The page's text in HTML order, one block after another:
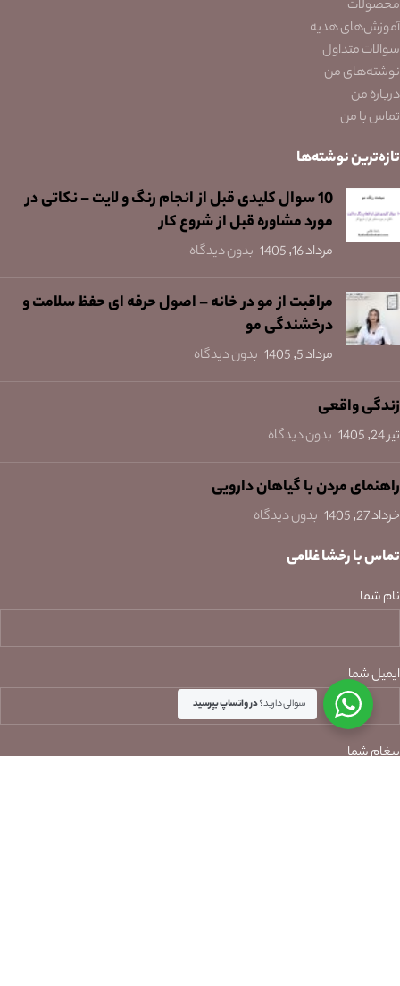
محصولات
آموزش‌های هدیه
سوالات متداول
نوشته‌های من
درباره من
تماس با من
تازه‌ترین نوشته‌ها
10 سوال کلیدی قبل از انجام رنگ و لایت – نکاتی در
مورد مشاوره قبل از شروع کار
مرداد 16, 1405 بدون دیدگاه
مراقبت از مو در خانه – اصول حرفه ای حفظ سلامت و
درخشندگی مو
مرداد 5, 1405 بدون دیدگاه
زندگی واقعی
تیر 24, 1405 بدون دیدگاه
راهنمای مردن با گیاهان دارویی
خرداد 27, 1405 بدون دیدگاه
تماس با رخشا غلامی
نام شما
ایمیل شما
پیغام شما
سوالی دارید؟در واتساپ بپرسید